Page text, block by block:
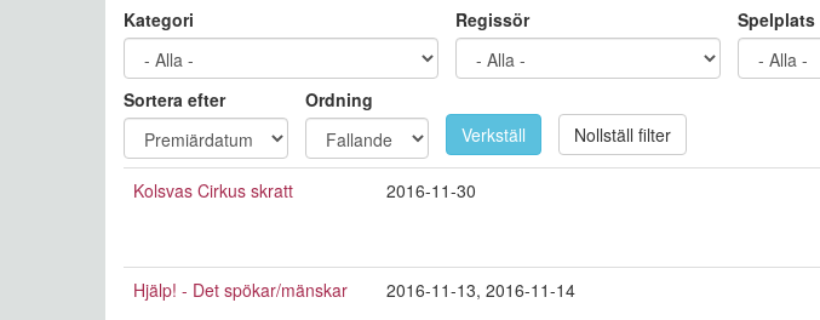
Kategori
Regissör Spelplats
Sortera efter
Ordning
Verkställ
Nollställ filter
Kolsvas Cirkus skratt 2016-11-30
Hjälp! - Det spökar/mänskar 2016-11-13, 2016-11-14